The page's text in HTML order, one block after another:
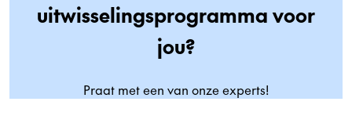
uitwisselingsprogramma voor
jou?
Praat met een van onze experts!